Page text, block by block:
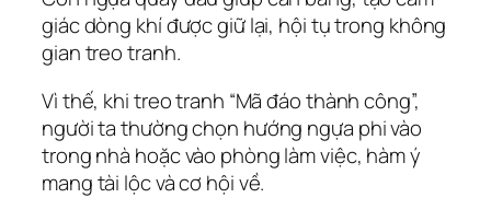
giác dòng khí được giữ lại, hội tụ trong không
gian treo tranh.
Vì thế, khi treo tranh “Mã đáo thành công”,
người ta thường chọn hướng ngựa phi vào
trong nhà hoặc vào phòng làm việc, hàm ý
mang tài lộc và cơ hội về.